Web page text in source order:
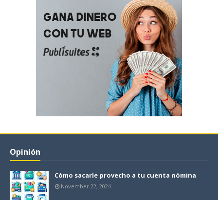
Opinión
Cómo sacarle provecho a tu cuenta nómina
November 22, 2024